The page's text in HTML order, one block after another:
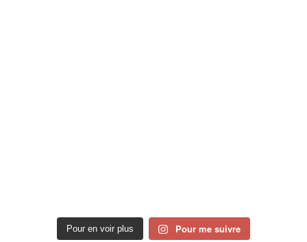
Pour en voir plus Pour me suivre